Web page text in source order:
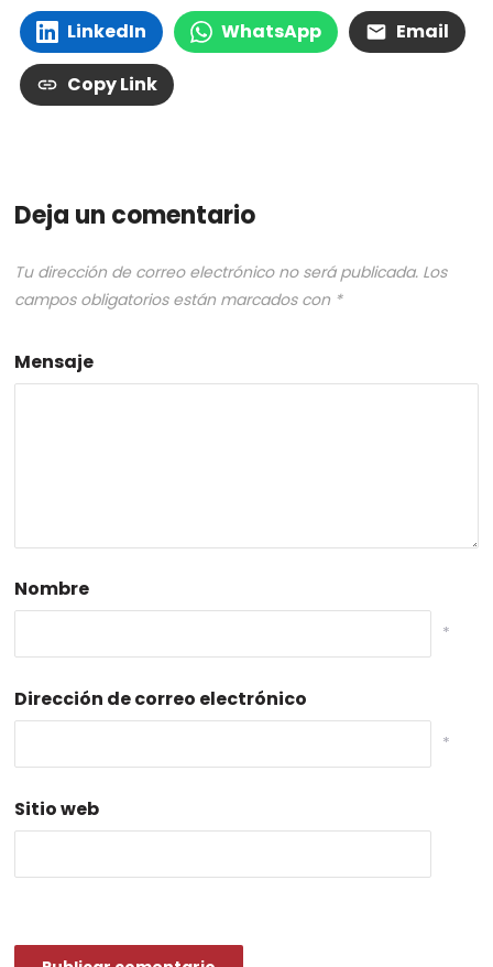
LinkedIn WhatsApp Email
Copy Link
Deja un comentario
Tu dirección de correo electrónico no será publicada. Los
campos obligatorios están marcados con *
Mensaje
Nombre
*
Dirección de correo electrónico
*
Sitio web